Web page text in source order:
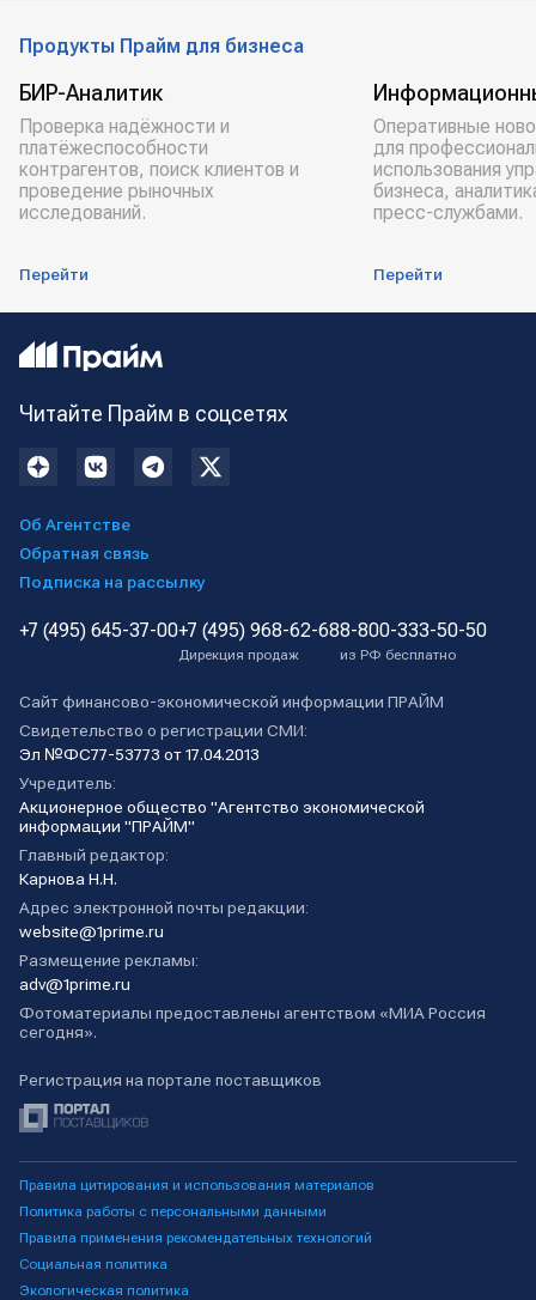
Продукты Прайм для бизнеса
БИР-Аналитик
Проверка надёжности и
платёжеспособности
контрагентов, поиск клиентов и
проведение рыночных
исследований.
Перейти
Оперативные
для
использования
бизнеса,
пресс-службами.
Перейти
Читайте Прайм в соцсетях
Об Агентстве
Обратная связь
Подписка на рассылку
+7 (495) 645-37-00+7 (495) 968-62-68
Дирекция продаж
8-800-333-50-50
из РФ бесплатно
Сайт финансово-экономической информации ПРАЙМ
Свидетельство о регистрации СМИ:
Эл №ФС77-53773 от 17.04.2013
Учредитель:
Акционерное общество "Агентство экономической
информации "ПРАЙМ"
Главный редактор:
Карнова Н.Н.
Адрес электронной почты редакции:
website@1prime.ru
Размещение рекламы:
adv@1prime.ru
Фотоматериалы предоставлены агентством «МИА Россия
сегодня».
Регистрация на портале поставщиков
Правила цитирования и использования материалов
Политика работы с персональными данными
Правила применения рекомендательных технологий
Социальная политика
Экологическая политика